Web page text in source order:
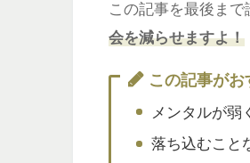
この記事を最後まで
会を減らせますよ！
この記事がお
メンタルが弱
落ち込むこと